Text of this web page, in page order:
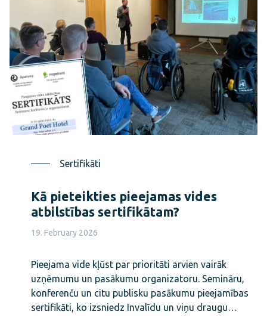
Sertifikāti
Kā pieteikties pieejamas vides
atbilstības sertifikātam?
19. February 2026
Pieejama vide kļūst par prioritāti arvien vairāk
uzņēmumu un pasākumu organizatoru. Semināru,
konferenču un citu publisku pasākumu pieejamības
sertifikāti, ko izsniedz Invalīdu un viņu draugu…